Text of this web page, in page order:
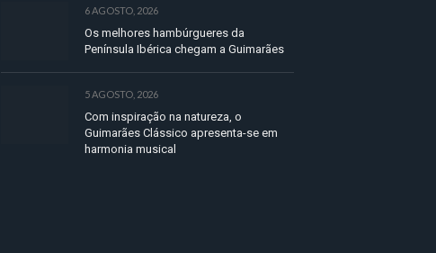
6 AGOSTO, 2026
Os melhores hambúrgueres da
Península Ibérica chegam a Guimarães
5 AGOSTO, 2026
Com inspiração na natureza, o
Guimarães Clássico apresenta-se em
harmonia musical